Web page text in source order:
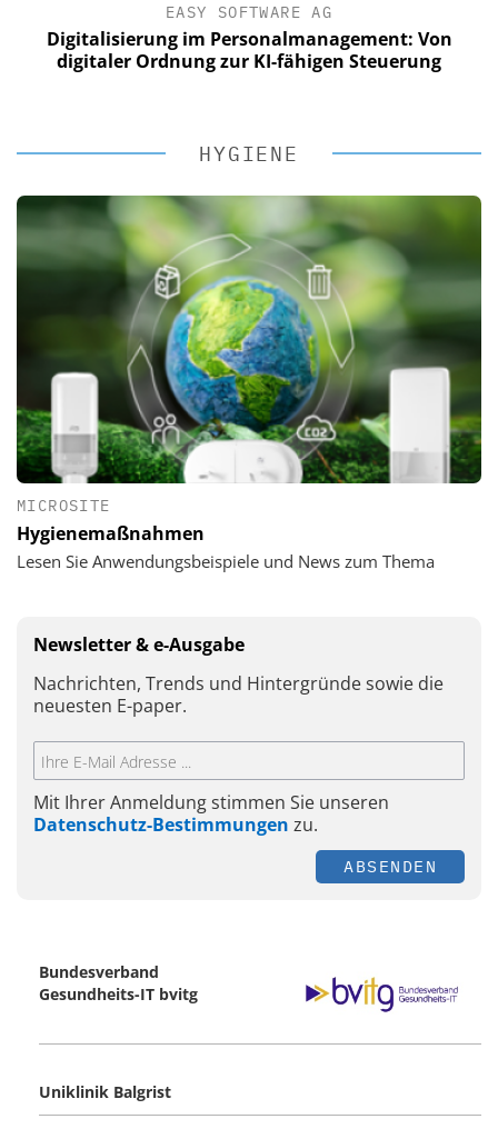
EASY SOFTWARE AG
im Personalmanagement: Von
Ordnung zur KI-fähigen Steuerung
digitaler
HYGIENE
MICROSITE
Hygienemaßnahmen
Lesen Sie Anwendungsbeispiele und News zum Thema
Newsletter & e-Ausgabe
Nachrichten, Trends und Hintergründe sowie die
neuesten E-paper.
Mit Ihrer Anmeldung stimmen Sie unseren
Datenschutz-Bestimmungen zu.
ABSENDEN
Bundesverband
Gesundheits-IT bvitg
Uniklinik Balgrist